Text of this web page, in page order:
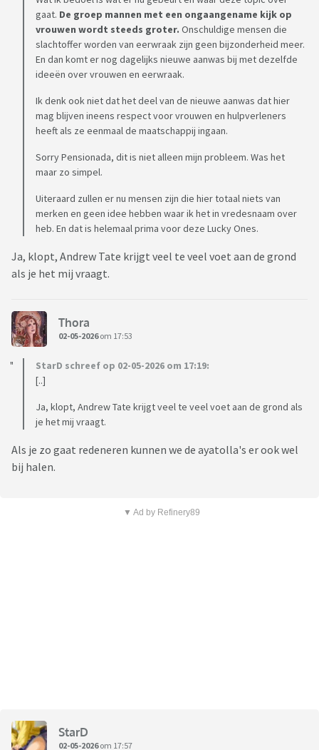
gaat. De groep mannen met een ongaangename kijk op
vrouwen wordt steeds groter. Onschuldige mensen die
slachtoffer worden van eerwraak zijn geen bijzonderheid meer.
En dan komt er nog dagelijks nieuwe aanwas bij met dezelfde
ideeën over vrouwen en eerwraak.
Ik denk ook niet dat het deel van de nieuwe aanwas dat hier
mag blijven ineens respect voor vrouwen en hulpverleners
heeft als ze eenmaal de maatschappij ingaan.
Sorry Pensionada, dit is niet alleen mijn probleem. Was het
maar zo simpel.
Uiteraard zullen er nu mensen zijn die hier totaal niets van
merken en geen idee hebben waar ik het in vredesnaam over
heb. En dat is helemaal prima voor deze Lucky Ones.
Ja, klopt, Andrew Tate krijgt veel te veel voet aan de grond
als je het mij vraagt.
Thora
02-05-2026om 17:53
StarD schreef op 02-05-2026 om 17:19:
[..]
Ja, klopt, Andrew Tate krijgt veel te veel voet aan de grond als
je het mij vraagt.
Als je zo gaat redeneren kunnen we de ayatolla's er ook wel
bij halen.
▼ Ad by Refinery89
StarD
02-05-2026om 17:57